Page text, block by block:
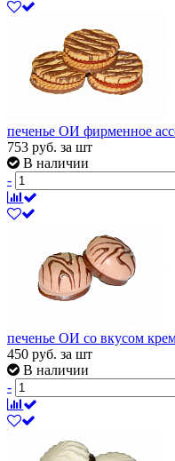
печенье ОИ фирменное
753 руб. за шт
В наличии
-
печенье ОИ со вкусом
450 руб. за шт
В наличии
-